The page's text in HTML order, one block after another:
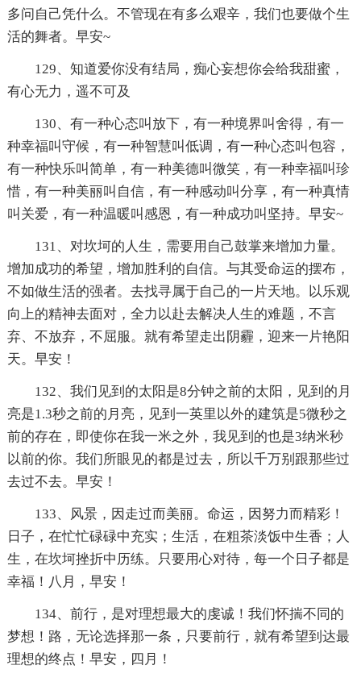
多问自己凭什么。不管现在有多么艰辛，我们也要做个生
活的舞者。早安~
129、知道爱你没有结局，痴心妄想你会给我甜蜜，
有心无力，遥不可及
130、有一种心态叫放下，有一种境界叫舍得，有一
种幸福叫守候，有一种智慧叫低调，有一种心态叫包容，
有一种快乐叫简单，有一种美德叫微笑，有一种幸福叫珍
惜，有一种美丽叫自信，有一种感动叫分享，有一种真情
叫关爱，有一种温暖叫感恩，有一种成功叫坚持。早安~
131、对坎坷的人生，需要用自己鼓掌来增加力量。
增加成功的希望，增加胜利的自信。与其受命运的摆布，
不如做生活的强者。去找寻属于自己的一片天地。以乐观
向上的精神去面对，全力以赴去解决人生的难题，不言
弃、不放弃，不屈服。就有希望走出阴霾，迎来一片艳阳
天。早安！
132、我们见到的太阳是8分钟之前的太阳，见到的月
亮是1.3秒之前的月亮，见到一英里以外的建筑是5微秒之
前的存在，即使你在我一米之外，我见到的也是3纳米秒
以前的你。我们所眼见的都是过去，所以千万别跟那些过
去过不去。早安！
133、风景，因走过而美丽。命运，因努力而精彩！
日子，在忙忙碌碌中充实；生活，在粗茶淡饭中生香；人
生，在坎坷挫折中历练。只要用心对待，每一个日子都是
幸福！八月，早安！
134、前行，是对理想最大的虔诚！我们怀揣不同的
梦想！路，无论选择那一条，只要前行，就有希望到达最
理想的终点！早安，四月！